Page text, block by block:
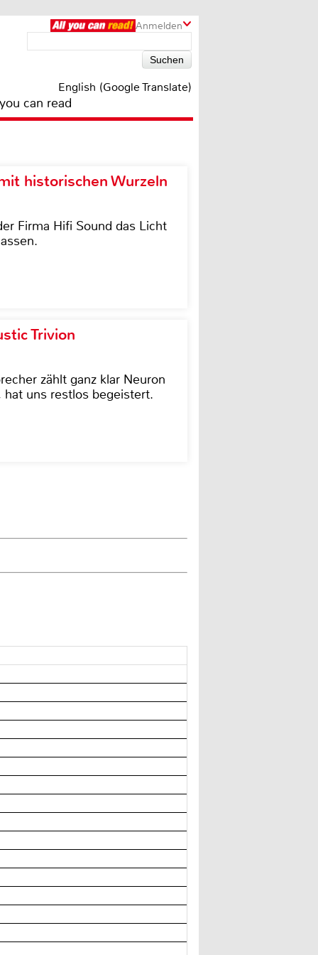
Anmelden
English (Google Translate)
can read
historischen Wurzeln
Firma Hifi Sound das Licht
Trivion
zählt ganz klar Neuron
uns restlos begeistert.